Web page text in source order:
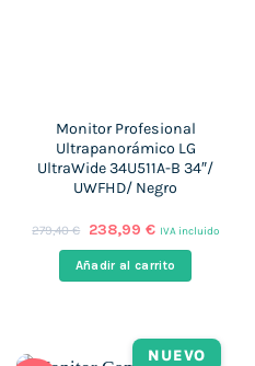
Monitor Profesional
Ultrapanorámico LG
UltraWide 34U511A-B 34″/
UWFHD/ Negro
279,40€
El
original
era:
238,99 €El
actual
es:
IVA incluido
Añadir al carrito
NUEVO